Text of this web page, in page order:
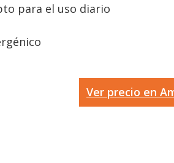
para el uso diario
Ver precio en